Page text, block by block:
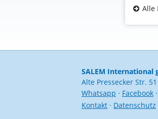
Alle
SALEM International
Alte Pressecker Str.
Whatsapp · Facebook ·
Kontakt · Datenschutz